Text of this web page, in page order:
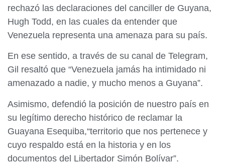
rechazó las declaraciones del canciller de Guyana,
Hugh Todd, en las cuales da entender que
Venezuela representa una amenaza para su país.
En ese sentido, a través de su canal de Telegram,
Gil resaltó que “Venezuela jamás ha intimidado ni
amenazado a nadie, y mucho menos a Guyana”.
Asimismo, defendió la posición de nuestro país en
su legítimo derecho histórico de reclamar la
Guayana Esequiba,“territorio que nos pertenece y
cuyo respaldo está en la historia y en los
documentos del Libertador Simón Bolívar”.